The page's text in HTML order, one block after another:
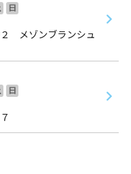
日
メゾンブランシュ
日